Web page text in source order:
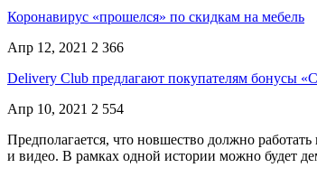
Коронавирус «прошелся» по скидкам на мебель
Апр 12, 2021 2 366
Delivery Club предлагают покупателям бонусы
Апр 10, 2021 2 554
Предполагается, что новшество должно
и видео. В рамках одной истории можно будет